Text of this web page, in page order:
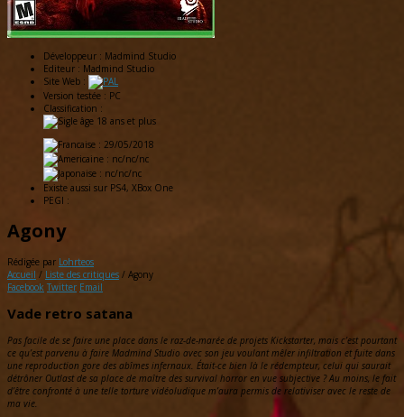
Développeur : Madmind Studio
Editeur : Madmind Studio
Site Web :
Version testée : PC
Classification :
: 29/05/2018
: nc/nc/nc
: nc/nc/nc
Existe aussi sur PS4, XBox One
PEGI :
Agony
Rédigée par Lohrteos
Accueil / Liste des critiques / Agony
Facebook Twitter Email
Vade retro satana
Pas facile de se faire une place dans le raz-de-marée de projets Kickstarter, mais c’est pourtant
ce qu’est parvenu à faire Madmind Studio avec son jeu voulant mêler infiltration et fuite dans
une reproduction gore des abîmes infernaux. Était-ce bien là le rédempteur, celui qui saurait
détrôner Outlast de sa place de maître des survival horror en vue subjective ? Au moins, le fait
d’être confronté à une telle torture vidéoludique m’aura permis de relativiser avec le reste de
ma vie.